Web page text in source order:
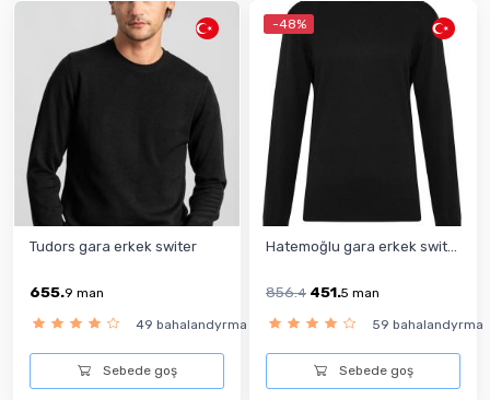
Tudors gara erkek switer
655.9 man
49 bahalandyrma
Sebede goş
-48%
Hatemoğlu gara erkek swit...
856.4 451.5 man
59 bahalandyrma
Sebede goş